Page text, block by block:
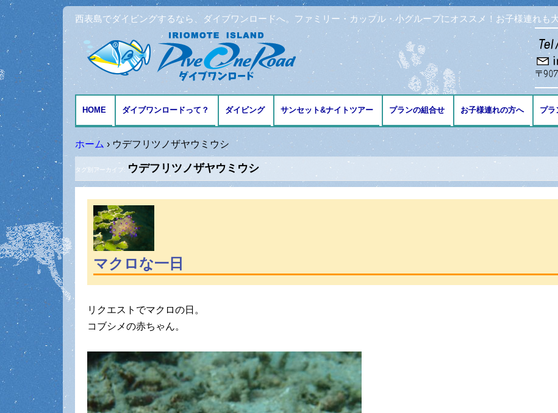
西表島でダイビングするなら、ダイブワンロードへ。ファミリー・カップル・小グループにオススメ！お子様連れも
コンテンツへ移動
HOME ダイブワンロードって？
アクセスとMAP
ダイビング
ファンダイブ
体験ダイビング
シュノーケリング
サンセット&ナイトツアー プランの組合せ お子様連れの方へ プラ
ホーム › ウデフリツノザヤウミウシ
タグ別アーカイブ: ウデフリツノザヤウミウシ
マクロな一日
リクエストでマクロの日。
コブシメの赤ちゃん。